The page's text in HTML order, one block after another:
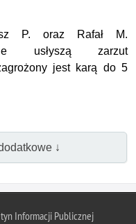
P. oraz Rafał M.
usłyszą zarzut
jest karą do 5
↓
Informacji Publicznej